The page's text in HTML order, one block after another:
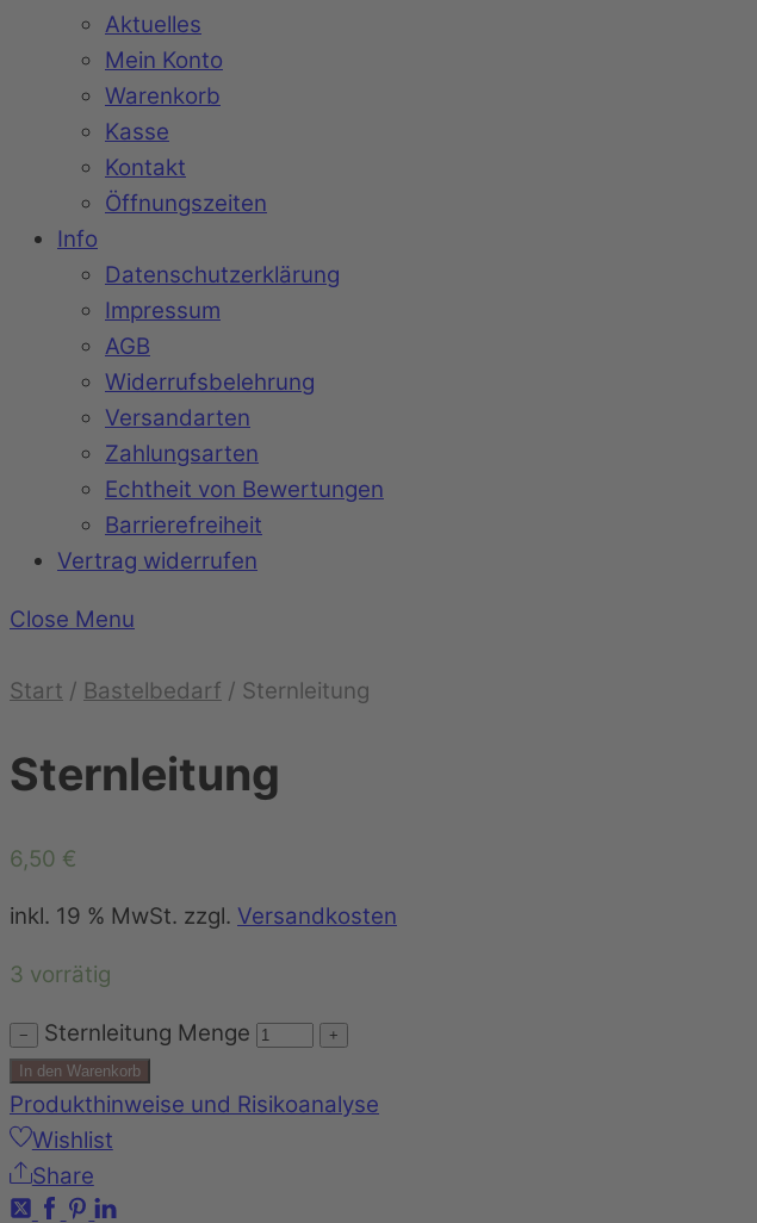
Aktuelles
Mein Konto
Warenkorb
Kasse
Kontakt
Öffnungszeiten
Info
Datenschutzerklärung
Impressum
AGB
Widerrufsbelehrung
Versandarten
Zahlungsarten
Echtheit von Bewertungen
Barrierefreiheit
Vertrag widerrufen
Close Menu
Start / Bastelbedarf / Sternleitung
Sternleitung
6,50 €
inkl. 19 % MwSt. zzgl. Versandkosten
3 vorrätig
− Sternleitung Menge
+
In den Warenkorb
Produkthinweise und Risikoanalyse
Wishlist
Share